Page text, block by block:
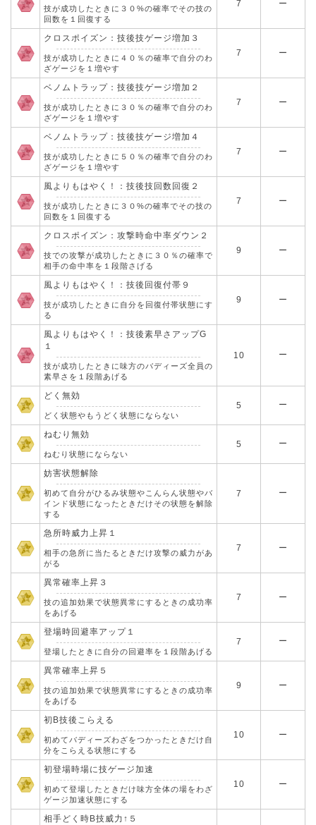
技が成功したときに３０%の確率でその技の
回数を１回復する
7 ー
クロスポイズン：技後技ゲージ増加３
技が成功したときに４０％の確率で自分のわ
ざゲージを１増やす
7 ー
ベノムトラップ：技後技ゲージ増加２
技が成功したときに３０％の確率で自分のわ
ざゲージを１増やす
7 ー
ベノムトラップ：技後技ゲージ増加４
技が成功したときに５０％の確率で自分のわ
ざゲージを１増やす
7 ー
風よりもはやく！：技後技回数回復２
技が成功したときに３０%の確率でその技の
回数を１回復する
7 ー
クロスポイズン：攻撃時命中率ダウン２
技での攻撃が成功したときに３０％の確率で
相手の命中率を１段階さげる
9 ー
風よりもはやく！：技後回復付帯９
技が成功したときに自分を回復付帯状態にす
る
9 ー
風よりもはやく！：技後素早さアップG
１
技が成功したときに味方のバディーズ全員の
素早さを１段階あげる
10 ー
どく無効
どく状態やもうどく状態にならない
5 ー
ねむり無効
ねむり状態にならない
5 ー
妨害状態解除
初めて自分がひるみ状態やこんらん状態やバ
インド状態になったときだけその状態を解除
する
7 ー
急所時威力上昇１
相手の急所に当たるときだけ攻撃の威力があ
がる
7 ー
異常確率上昇３
技の追加効果で状態異常にするときの成功率
をあげる
7 ー
登場時回避率アップ１
登場したときに自分の回避率を１段階あげる
7 ー
異常確率上昇５
技の追加効果で状態異常にするときの成功率
をあげる
9 ー
初B技後こらえる
初めてバディーズわざをつかったときだけ自
分をこらえる状態にする
10 ー
初登場時場に技ゲージ加速
初めて登場したときだけ味方全体の場をわざ
ゲージ加速状態にする
10 ー
相手どく時B技威力↑５